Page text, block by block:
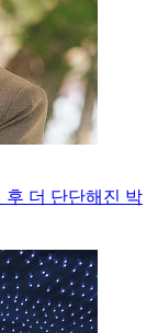
후 더 단단해진 박